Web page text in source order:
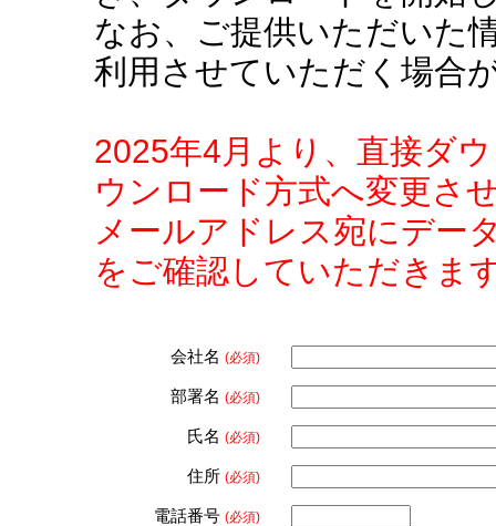
なお、ご提供いただいた
利用させていただく場合
2025年4月より、直接ダ
ウンロード方式へ変更さ
メールアドレス宛にデー
をご確認していただきま
会社名 (必須)
部署名 (必須)
氏名 (必須)
住所 (必須)
電話番号 (必須)